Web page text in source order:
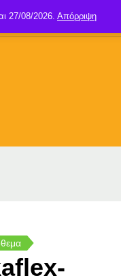
SIGN UP LOGIN
27/08/2026. Απόρριψη